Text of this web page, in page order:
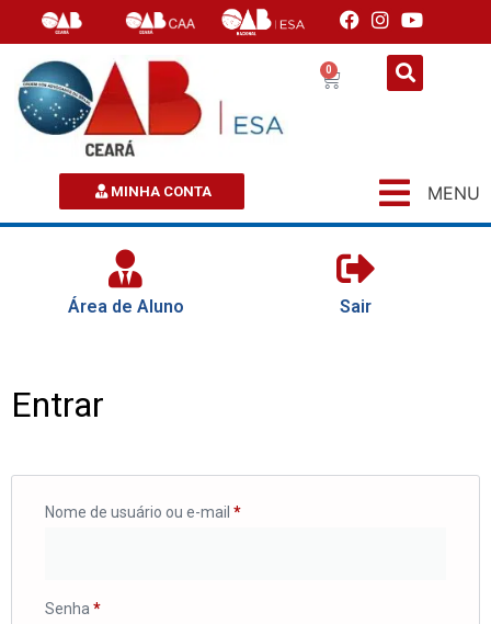
0
MINHA CONTA MENU
Área de Aluno Sair
Entrar
Nome de usuário ou e-mail *
Senha *